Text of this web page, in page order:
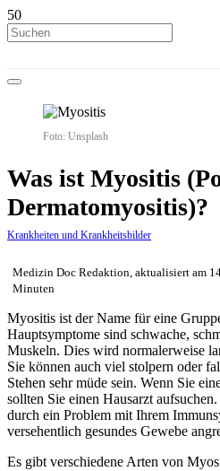
Foto: Unsplash
Was ist Myositis
Dermatomyositis)?
Krankheiten und Krankheitsbilder
Medizin Doc Redaktion, aktualisiert am
Minuten
Myositis ist der Name für eine
Hauptsymptome sind schwache,
Muskeln. Dies wird normalerweise
Sie können auch viel stolpern oder
Stehen sehr müde sein. Wenn Sie
sollten Sie einen Hausarzt
durch ein Problem mit Ihrem
versehentlich gesundes Gewebe
Es gibt verschiedene Arten von